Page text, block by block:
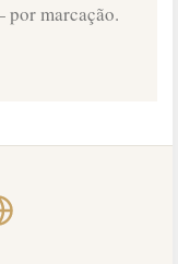
marcação.